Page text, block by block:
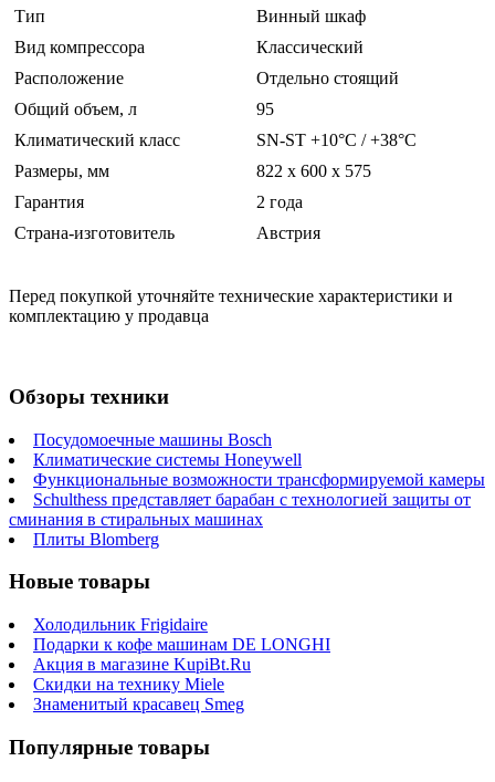
Тип
Винный шкаф
Вид компрессора
Классический
Расположение
Отдельно стоящий
Общий объем, л
95
Климатический класс
SN-ST +10°C / +38°C
Размеры, мм
822 x 600 x 575
Гарантия
2 года
Страна-изготовитель
Австрия
Перед покупкой уточняйте технические характеристики и
комплектацию у продавца
Обзоры техники
Посудомоечные машины Bosch
Климатические системы Honeywell
Функциональные возможности трансформируемой камеры
Schulthess представляет барабан с технологией защиты от
сминания в стиральных машинах
Плиты Blomberg
Новые товары
Холодильник Frigidaire
Подарки к кофе машинам DE LONGHI
Акция в магазине KupiBt.Ru
Скидки на технику Miele
Знаменитый красавец Smeg
Популярные товары